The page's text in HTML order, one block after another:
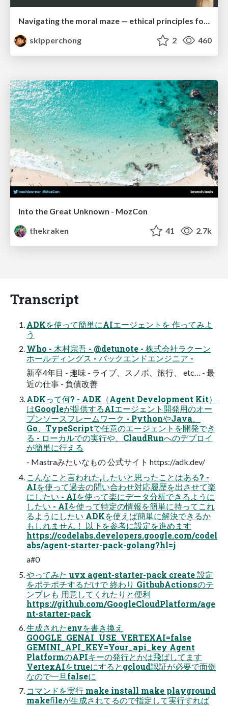
Navigating the moral maze — ethical principles for Al-driven product design
skipperchong
2 460
Into the Great Unknown - MozCon
thekraken
41 2.7k
Transcript
ADKを使って簡単にAIエージェントを 作ってみよ
う
Who - 木村宗吾 - @detunote - 株式会社ラクーン
ホールディングス - バックエンドエンジニア -
新卒4年目 - 趣味 - ライブ、スノボ、旅行、 etc… - 最
近の仕事 - 負債改善
ADKって何? - ADK（Agent Development Kit）
はGoogleが提供するAIエージェント開発用のオー
プンソースフレームワーク - PythonやJava、
Go、TypeScriptで任意のエージェントを開発でき
る - ローカルでの実行や、ClaudRunへのデプロイ
が簡単に行える
- Mastraみたいなもの 公式サイト https://adk.dev/
こんなこと言われた,したいと思ったことはある? -
AIを使って過去の問い合わせ対応履歴を出させて楽
にしたい - AIを使って楽にデータ分析できるように
したい - AIを使って特定の情報を簡単に持ってこれ
るようにしたい ADKを使えば簡単に解決できるか
もしれません！ 以下を参考に設定を進めます
https://codelabs.developers.google.com/codel
abs/agent-starter-pack-golang?hl=j
a#0
やってみた uvx agent-starter-pack create 設定
をポチポチするだけで 終わり GithubActionsのテ
ンプレも 用意してくれたりと便利
https://github.com/GoogleCloudPlatform/age
nt-starter-pack
生成されたenvを書き換え
GOOGLE_GENAI_USE_VERTEXAI=false
GEMINI_API_KEY=Your_api_key Agent
PlatformのAPIキーの発行とかは飛ばしてます
VertexAIをtrueにするとgcloud認証が必要で面倒
なので一旦falseに
コマンドを実行 make install make playground
makeﬁleが生成されてるので指定して実行すれば